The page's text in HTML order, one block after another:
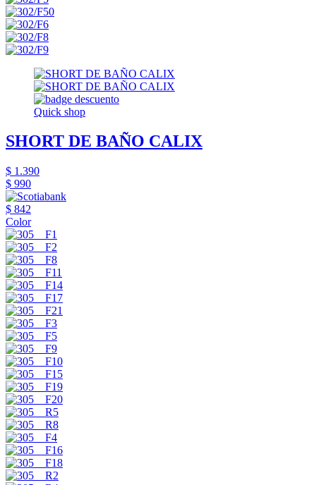
Quick shop
SHORT DE BAÑO CALIX
$ 1.390
$ 990
$ 842
Color